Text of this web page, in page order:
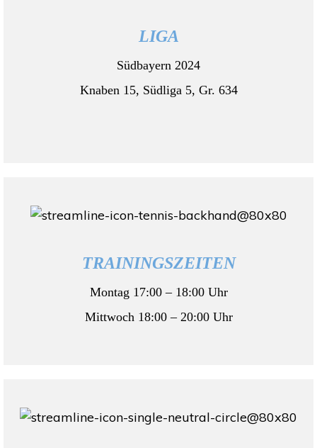
LIGA
Südbayern 2024
Knaben 15, Südliga 5, Gr. 634
TRAININGSZEITEN
Montag 17:00 – 18:00 Uhr
Mittwoch 18:00 – 20:00 Uhr